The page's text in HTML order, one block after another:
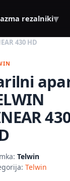
rezalniki▾
430 HD
Telwin
Telwin